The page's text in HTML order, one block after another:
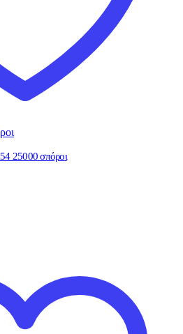
25000 σπόροι